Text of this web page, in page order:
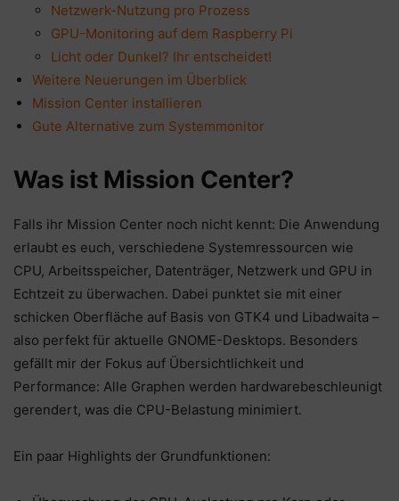
Netzwerk-Nutzung pro Prozess
GPU-Monitoring auf dem Raspberry Pi
Licht oder Dunkel? Ihr entscheidet!
Weitere Neuerungen im Überblick
Mission Center installieren
Gute Alternative zum Systemmonitor
Was ist Mission Center?
Falls ihr Mission Center noch nicht kennt: Die Anwendung
erlaubt es euch, verschiedene Systemressourcen wie
CPU, Arbeitsspeicher, Datenträger, Netzwerk und GPU in
Echtzeit zu überwachen. Dabei punktet sie mit einer
schicken Oberfläche auf Basis von GTK4 und Libadwaita –
also perfekt für aktuelle GNOME-Desktops. Besonders
gefällt mir der Fokus auf Übersichtlichkeit und
Performance: Alle Graphen werden hardwarebeschleunigt
gerendert, was die CPU-Belastung minimiert.
Ein paar Highlights der Grundfunktionen: